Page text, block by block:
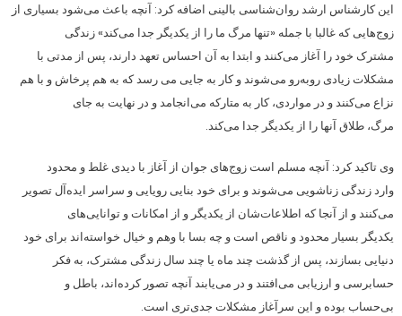
این کارشناس ارشد روان‌شناسی بالینی اضافه کرد: آنچه باعث می‌شود بسیاری از
زوج‌هایی که غالبا با جمله «تنها مرگ ما را از یکدیگر جدا می‌کند» زندگی
مشترک خود را آغاز می‌کنند و ابتدا به آن احساس تعهد دارند، پس از مدتی با
مشکلات زیادی روبه‌رو می‌شوند و کار به جایی می رسد که به هم پرخاش و با هم
نزاع می‌کنند و در مواردی، کار به متارکه می‌انجامد و در نهایت به جای
مرگ، طلاق آنها را از یکدیگر جدا می‌کند.
وی تاکید کرد: آنچه مسلم است زوج‌های جوان از آغاز با دیدی غلط و محدود
وارد زندگی زناشویی می‌شوند و برای خود بنایی رویایی و سراسر ایده‌آل تصویر
می‌کنند و از آنجا که اطلاعات‌شان از یکدیگر و از امکانات و توانایی‌های
یکدیگر بسیار محدود و ناقص است و چه بسا با وهم و خیال خواسته‌اند برای خود
دنیایی بسازند، پس از گذشت چند ماه یا چند سال زندگی مشترک، به فکر
حسابرسی و ارزیابی می‌افتند و در می‌یابند آنچه تصور کرده‌اند، باطل و
بی‌حساب بوده و این سرآغاز مشکلات جدی‌تری است.